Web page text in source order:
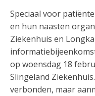
Speciaal voor
en hun naasten
Ziekenhuis en
op woensdag 18
Slingeland
verbonden, maar